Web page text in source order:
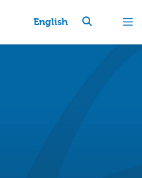
English